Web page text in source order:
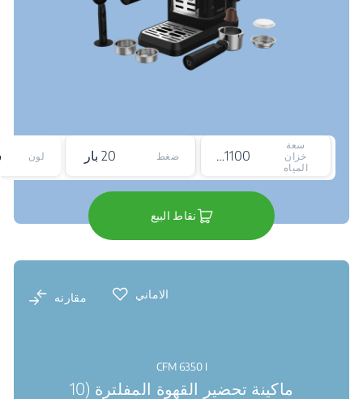
سعة
خزان
المياه
1100 ملي لتر ضغط 20 بار لون
نقاط البيع
الاماني مقارنه
CFM 6350 I
ماكينة تحضير القهوة المفلترة (10